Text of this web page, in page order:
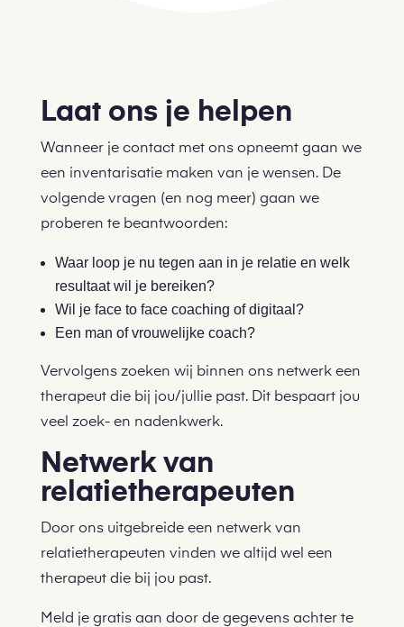
Laat ons je helpen
Wanneer je contact met ons opneemt gaan we
een inventarisatie maken van je wensen. De
volgende vragen (en nog meer) gaan we
proberen te beantwoorden:
Waar loop je nu tegen aan in je relatie en welk
resultaat wil je bereiken?
Wil je face to face coaching of digitaal?
Een man of vrouwelijke coach?
Vervolgens zoeken wij binnen ons netwerk een
therapeut die bij jou/jullie past. Dit bespaart jou
veel zoek- en nadenkwerk.
Netwerk van
relatietherapeuten
Door ons uitgebreide een netwerk van
relatietherapeuten vinden we altijd wel een
therapeut die bij jou past.
Meld je gratis aan door de gegevens achter te